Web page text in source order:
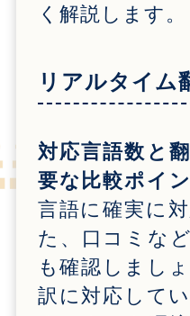
く解説します。
リアルタイム
対応言語数と
要な比較ポイ
言語に確実に
た、口コミな
も確認しまし
訳に対応して